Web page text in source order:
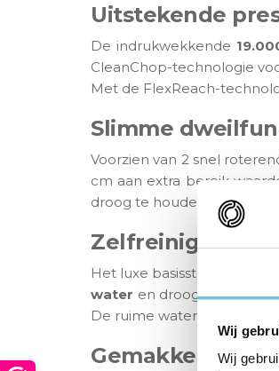
Wij
Wij
Uitstekende
De indrukwekkende
CleanChop-technologie
Met de FlexReach-
Slimme
Voorzien van 2 snel
cm aan extra bereik
droog te houden en
Zelfreinigend
Het luxe basisstation zorgt
water en droogt deze met
De ruime watertank en
Gemakkelijk te